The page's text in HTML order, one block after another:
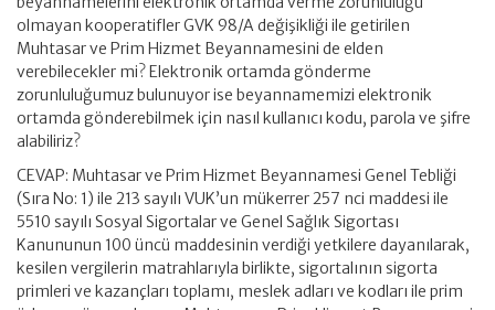
olmayan kooperatifler GVK 98/A değişikliği ile getirilen
Muhtasar ve Prim Hizmet Beyannamesini de elden
verebilecekler mi? Elektronik ortamda gönderme
zorunluluğumuz bulunuyor ise beyannamemizi elektronik
ortamda gönderebilmek için nasıl kullanıcı kodu, parola ve şifre
alabiliriz?
CEVAP: Muhtasar ve Prim Hizmet Beyannamesi Genel Tebliği
(Sıra No: 1) ile 213 sayılı VUK’un mükerrer 257 nci maddesi ile
5510 sayılı Sosyal Sigortalar ve Genel Sağlık Sigortası
Kanununun 100 üncü maddesinin verdiği yetkilere dayanılarak,
kesilen vergilerin matrahlarıyla birlikte, sigortalının sigorta
primleri ve kazançları toplamı, meslek adları ve kodları ile prim